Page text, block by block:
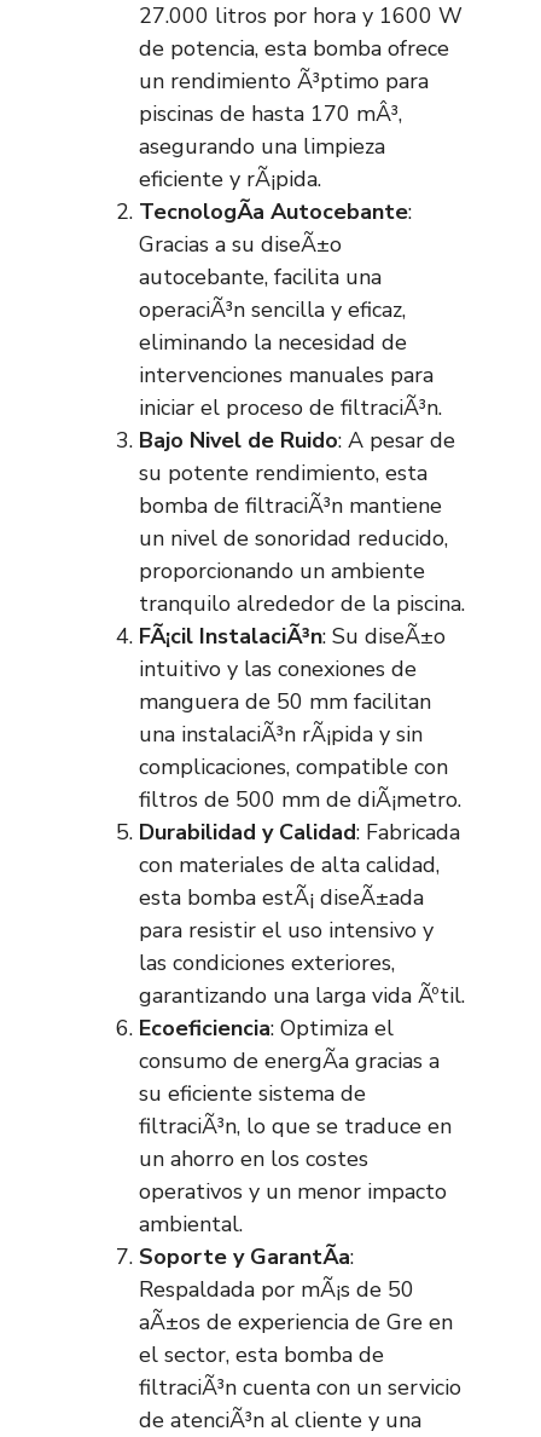
27.000 litros por hora y 1600 W
de potencia, esta bomba ofrece
un rendimiento Ã³ptimo para
piscinas de hasta 170 mÂ³,
asegurando una limpieza
eficiente y rÃ¡pida.
TecnologÃ­a Autocebante:
Gracias a su diseÃ±o
autocebante, facilita una
operaciÃ³n sencilla y eficaz,
eliminando la necesidad de
intervenciones manuales para
iniciar el proceso de filtraciÃ³n.
Bajo Nivel de Ruido: A pesar de
su potente rendimiento, esta
bomba de filtraciÃ³n mantiene
un nivel de sonoridad reducido,
proporcionando un ambiente
tranquilo alrededor de la piscina.
FÃ¡cil InstalaciÃ³n: Su diseÃ±o
intuitivo y las conexiones de
manguera de 50 mm facilitan
una instalaciÃ³n rÃ¡pida y sin
complicaciones, compatible con
filtros de 500 mm de diÃ¡metro.
Durabilidad y Calidad: Fabricada
con materiales de alta calidad,
esta bomba estÃ¡ diseÃ±ada
para resistir el uso intensivo y
las condiciones exteriores,
garantizando una larga vida Ãºtil.
Ecoeficiencia: Optimiza el
consumo de energÃ­a gracias a
su eficiente sistema de
filtraciÃ³n, lo que se traduce en
un ahorro en los costes
operativos y un menor impacto
ambiental.
Soporte y GarantÃ­a:
Respaldada por mÃ¡s de 50
aÃ±os de experiencia de Gre en
el sector, esta bomba de
filtraciÃ³n cuenta con un servicio
de atenciÃ³n al cliente y una